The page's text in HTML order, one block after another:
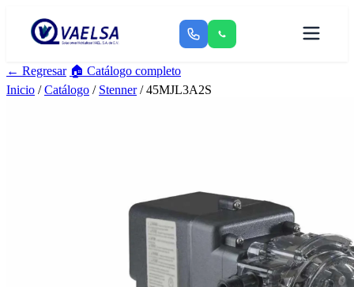
← Regresar 🏠 Catálogo completo
Inicio /Catálogo / Stenner/ 45MJL3A2S